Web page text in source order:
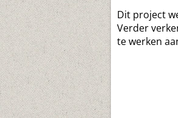
Dit project
Verder
te werken